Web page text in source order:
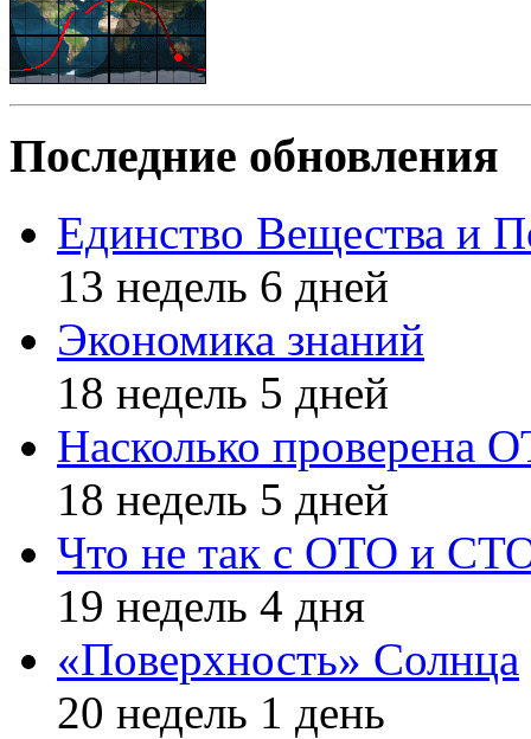
Последние обновления
Единство Вещества и
13 недель 6 дней
Экономика знаний
18 недель 5 дней
Насколько проверена
18 недель 5 дней
Что не так с ОТО и
19 недель 4 дня
«Поверхность» Солнца
20 недель 1 день